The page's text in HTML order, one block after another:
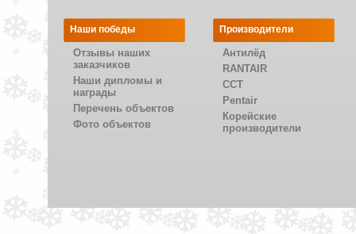
Наши победы
Отзывы наших
заказчиков
Наши дипломы и
награды
Перечень объектов
Фото объектов
Производители
Антилёд
RANTAIR
CCT
Pentair
Корейские
производители